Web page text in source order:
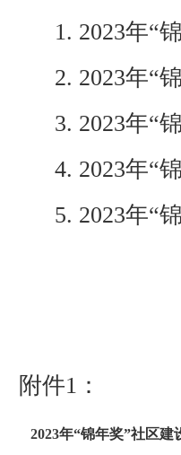
1. 2023年“
2. 2023年“
3. 2023年“
4. 2023年“
5. 2023年“
附件1 ：
2023年“锦年奖”社区建